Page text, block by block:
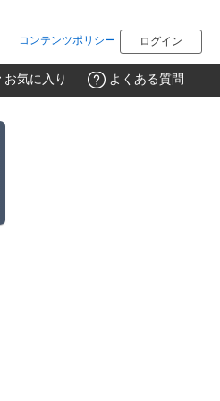
ログイン
コンテンツポリシー
お気に入り よくある質問